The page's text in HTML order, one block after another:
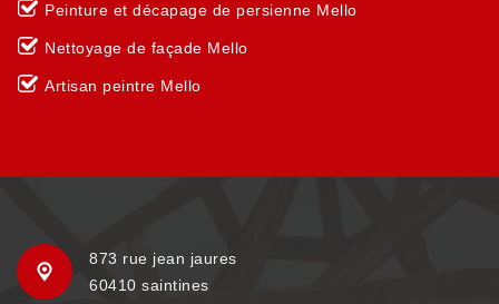
Peinture et décapage de persienne Mello
Nettoyage de façade Mello
Artisan peintre Mello
873 rue jean jaures
60410 saintines